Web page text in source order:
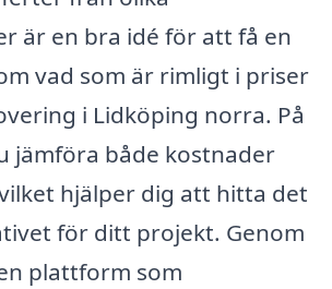
är en bra idé för att få en
vad som är rimligt i priser
i Lidköping norra. På
jämföra både kostnader
hjälper dig att hitta det
för ditt projekt. Genom
plattform som